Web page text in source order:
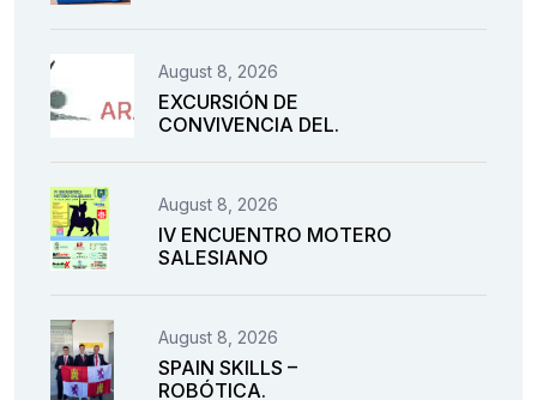
August 8, 2026
EXCURSIÓN DE
CONVIVENCIA DEL.
August 8, 2026
IV ENCUENTRO MOTERO
SALESIANO
August 8, 2026
SPAIN SKILLS –
ROBÓTICA.